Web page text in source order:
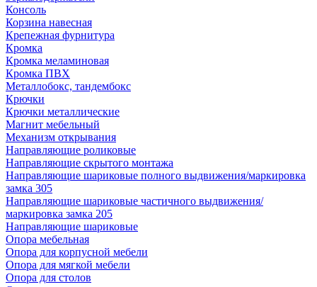
Консоль
Корзина навесная
Крепежная фурнитура
Кромка
Кромка меламиновая
Кромка ПВХ
Металлобокс, тандембокс
Крючки
Крючки металлические
Магнит мебельный
Механизм открывания
Направляющие роликовые
Направляющие скрытого монтажа
Направляющие шариковые полного выдвижения/маркировка
замка 305
Направляющие шариковые частичного выдвижения/
маркировка замка 205
Направляющие шариковые
Опора мебельная
Опора для корпусной мебели
Опора для мягкой мебели
Опора для столов